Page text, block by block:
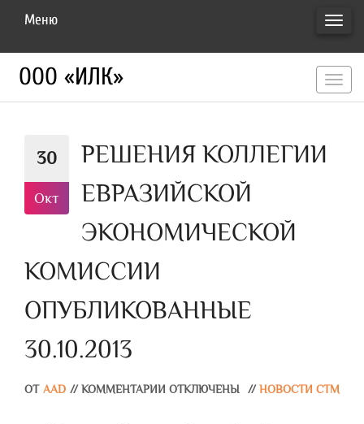
Меню
ООО «ИЛК»
30
Окт
РЕШЕНИЯ КОЛЛЕГИИ
ЕВРАЗИЙСКОЙ
ЭКОНОМИЧЕСКОЙ
КОМИССИИ
ОПУБЛИКОВАННЫЕ
30.10.2013
ОТ AAD // КОММЕНТАРИИ ОТКЛЮЧЕНЫ // НОВОСТИ СТМ